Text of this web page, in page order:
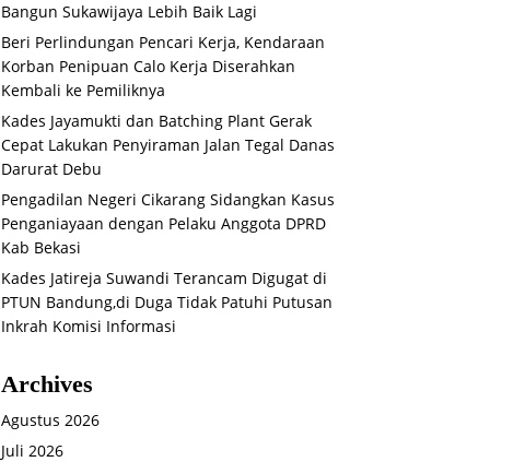
Bangun Sukawijaya Lebih Baik Lagi
Beri Perlindungan Pencari Kerja, Kendaraan
Korban Penipuan Calo Kerja Diserahkan
Kembali ke Pemiliknya
Kades Jayamukti dan Batching Plant Gerak
Cepat Lakukan Penyiraman Jalan Tegal Danas
Darurat Debu
Pengadilan Negeri Cikarang Sidangkan Kasus
Penganiayaan dengan Pelaku Anggota DPRD
Kab Bekasi
Kades Jatireja Suwandi Terancam Digugat di
PTUN Bandung,di Duga Tidak Patuhi Putusan
Inkrah Komisi Informasi
Archives
Agustus 2026
Juli 2026